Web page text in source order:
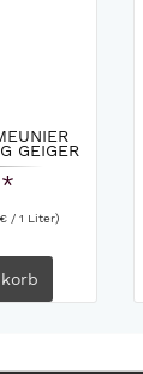
GEIGER
€ / 1 Liter)